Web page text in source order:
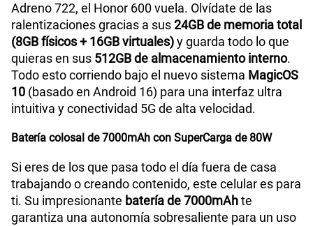
Adreno 722, el Honor 600 vuela. Olvídate de las
ralentizaciones gracias a sus24GB de memoria total
(8GB físicos + 16GB virtuales)y guarda todo lo que
quieras en sus 512GB de almacenamiento interno.
Todo esto corriendo bajo el nuevo sistema MagicOS
10 (basado en Android 16) para una interfaz ultra
intuitiva y conectividad 5G de alta velocidad.
Batería colosal de 7000mAh con SuperCarga de 80W
Si eres de los que pasa todo el día fuera de casa
trabajando o creando contenido, este celular es para
ti. Su impresionante batería de 7000mAhte
garantiza una autonomía sobresaliente para un uso